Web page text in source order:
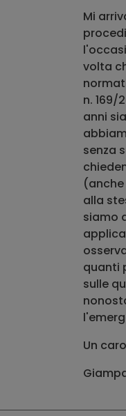
Mi
volta
n. 169/
anni
senza
alla
siamo
quanti
sulle
Un